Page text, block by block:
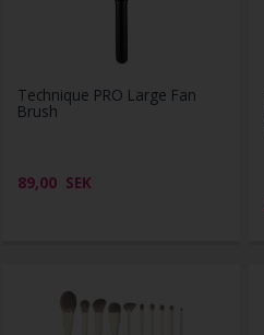
Technique PRO Large Fan
Brush
89,00 SEK